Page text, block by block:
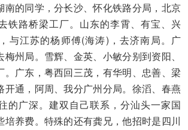
南的同学，分长沙、怀化铁路分局，北京
铁路桥梁工厂。山东的李霄、有宝、兴
与江苏的杨师傅(海涛)，去济南局。广
州局。雪辉、金英、小敏分别到资阳、
。广东，粤西回三茂，有华明、忠善、梁
开通，阿周、我分广州分局。徐滔、春燕
的广深。建双自己联系，分汕头一家国
培养费。特殊的还有龚兄，他招时是四川